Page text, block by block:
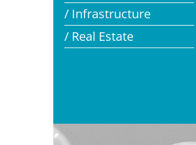
/ Infrastructure
/ Real Estate